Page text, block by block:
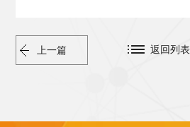
上一篇 返回列表